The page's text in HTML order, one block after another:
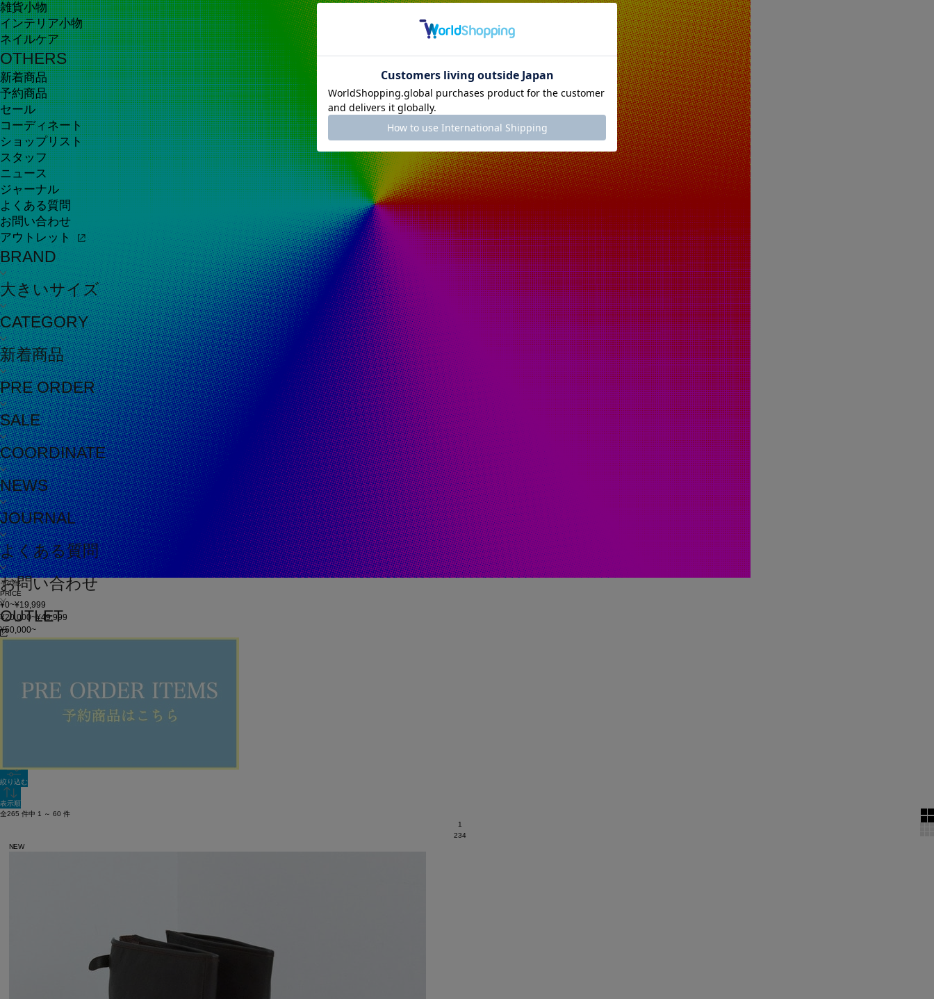
雑貨小物
インテリア小物
ネイルケア
OTHERS
新着商品
予約商品
セール
コーディネート
ショップリスト
スタッフ
ニュース
ジャーナル
よくある質問
お問い合わせ
アウトレット
BRAND
大きいサイズ
CATEGORY
新着商品
PRE ORDER
SALE
COORDINATE
NEWS
JOURNAL
よくある質問
お問い合わせ
OUTLET
その他
PRICE
¥0~¥19,999
¥20,000~¥49,999
¥50,000~
在庫
新着順
絞り込む
表示順
全265 件中 1 ～ 60 件
1
234
NEW